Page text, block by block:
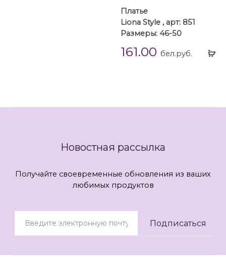
Платье
Liona Style , арт: 851
Размеры: 46-50
161.00 бел.руб.
Новостная рассылка
Получайте своевременные обновления из ваших
любимых продуктов